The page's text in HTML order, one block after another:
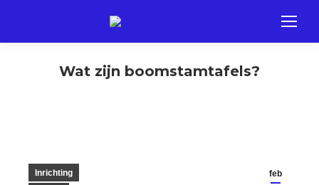
Wat zijn boomstamtafels?
feb
Inrichting